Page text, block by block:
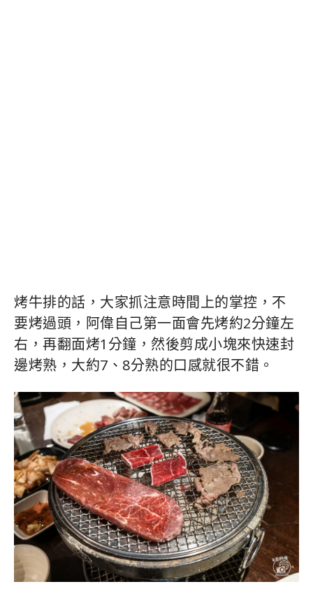
烤牛排的話，大家抓注意時間上的掌控，不
要烤過頭，阿偉自己第一面會先烤約2分鐘左
右，再翻面烤1分鐘，然後剪成小塊來快速封
邊烤熟，大約7、8分熟的口感就很不錯。